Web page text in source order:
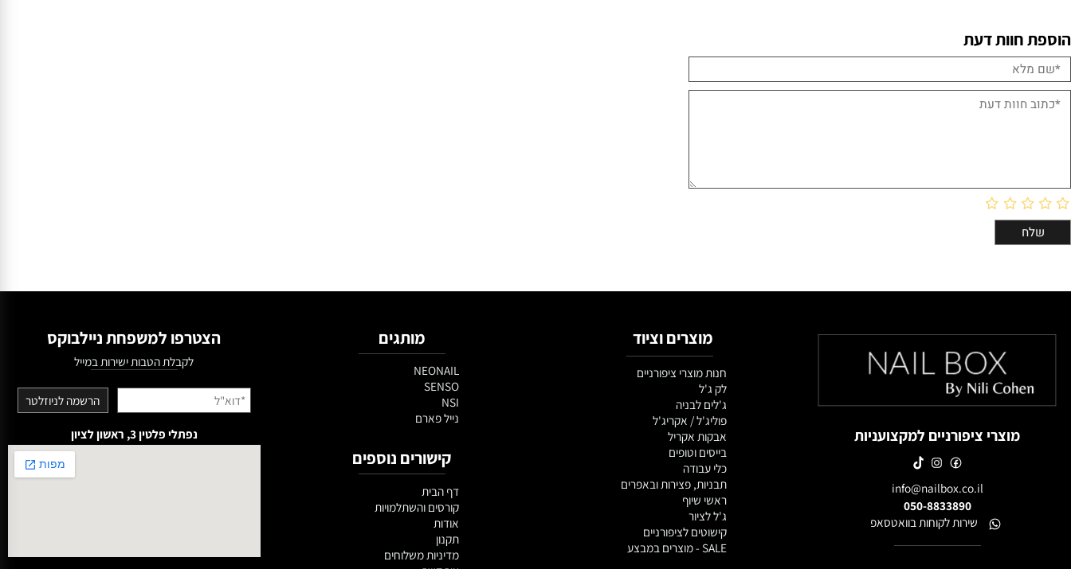
אחרונים שנצפו
דעת
מוצרי ציפורניים למקצועניות
מוצרים וציוד
חנות מוצרי ציפורניים
ג'לים לבניה
פוליג'ל / אקריג'ל
אבקות אקריל
בייסים וטופים
כלי עבודה
תבניות, פצירות ובאפרים
מותגים
SENSO
נייל פארם
קישורים נוספים
דף הבית
הצטרפו למשפחת ניילבוקס
לקבלת הטבות ישירות במייל